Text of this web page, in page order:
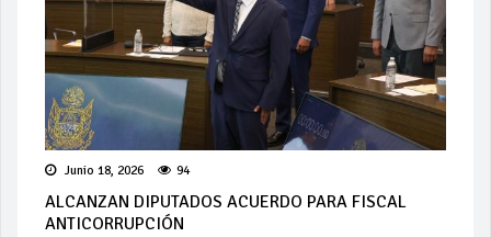
Junio 18, 2026 94
ALCANZAN DIPUTADOS ACUERDO PARA FISCAL
ANTICORRUPCIÓN